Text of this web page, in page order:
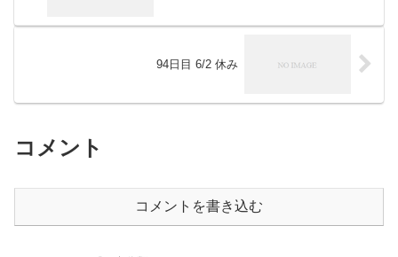
94日目 6/2 休み
コメント
コメントを書き込む